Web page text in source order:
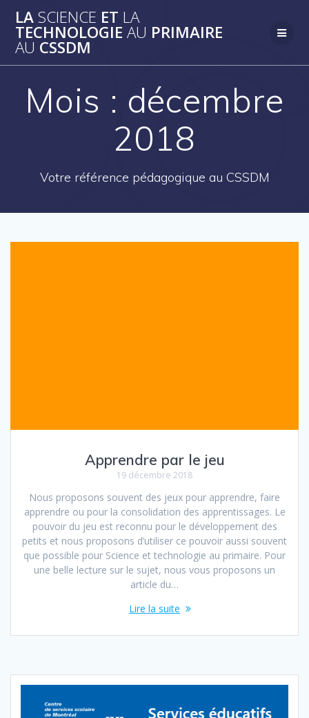
content
LA SCIENCE ET LA
TECHNOLOGIE AU PRIMAIRE
AU CSSDM
Mois : décembre
2018
Votre référence pédagogique au CSSDM
Apprendre par le jeu
19 décembre 2018
Nous proposons souvent des jeux pour apprendre, faire
apprendre ou pour la consolidation des apprentissages. Le
pouvoir du jeu est reconnu pour le développement des
petits et nous proposons d’utiliser ce pouvoir aussi souvent
que possible pour Science et technologie au primaire. Pour
une belle lecture sur le sujet, nous vous proposons un
article du…
Lire la suite